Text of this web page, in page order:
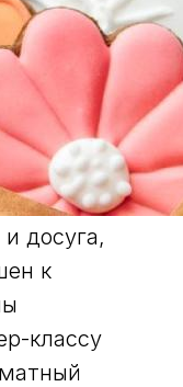
досуга,
к
классу